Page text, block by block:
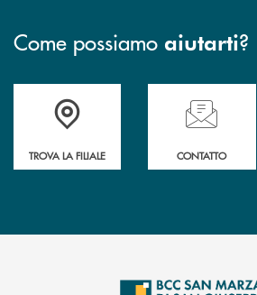
Come possiamo aiutarti?
Accedi all' elenco completo delle filiali di
TROVA LA FILIALE
Hai bisogno di
CONTATTO